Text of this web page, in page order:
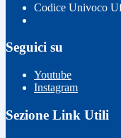
Codice Univoco
Seguici su
Youtube
Instagram
Sezione Link Utili